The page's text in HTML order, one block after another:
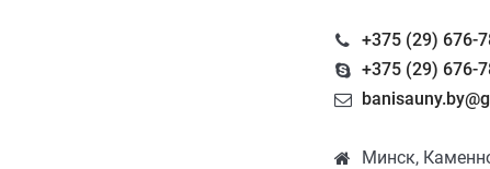
+375 (29) 676-
+375 (29) 676-
Минск,